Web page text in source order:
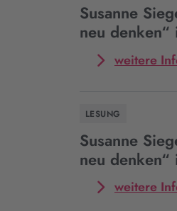
Susanne
neu
weitere
LESUNG
Susanne
neu denken“
weitere